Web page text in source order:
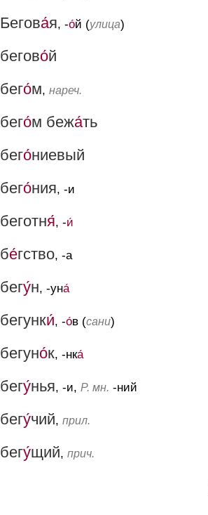
Бегова́я, -о́й (улица)
бегово́й
бего́м, нареч.
бего́м бежа́ть
бего́ниевый
бего́ния, -и
беготня́, -и́
бе́гство, -а
бегу́н, -уна́
бегунки́, -о́в (сани)
бегуно́к, -нка́
бегу́нья, -и, Р. мн. -ний
бегу́чий, прил.
бегу́щий, прич.